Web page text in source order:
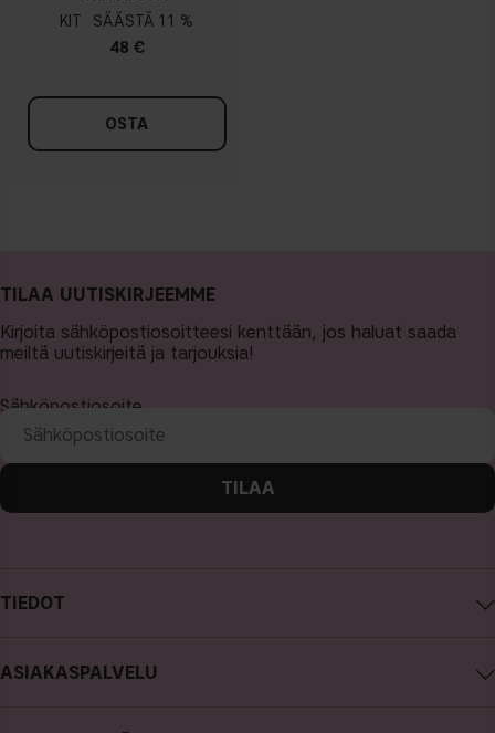
KIT
11 %
48 €
OSTA
TIEDOT
Työpaikat
ASIAKASPALVELU
TILAA UUTISKIRJEEMME
Kirjoita sähköpostiosoitteesi kenttään, jos haluat saada
meiltä uutiskirjeitä ja tarjouksia!
Sähköpostiosoite
TILAA